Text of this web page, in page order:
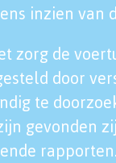
inzien van
zorg de
door
te
gevonden